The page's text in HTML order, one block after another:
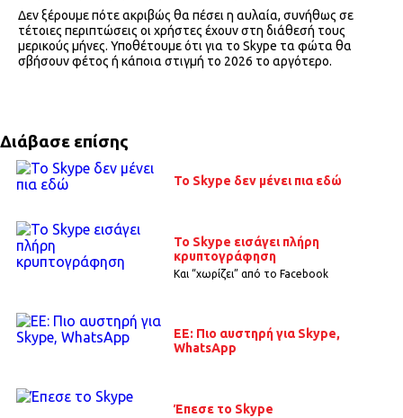
Δεν ξέρουμε πότε ακριβώς θα πέσει η αυλαία, συνήθως σε
τέτοιες περιπτώσεις οι χρήστες έχουν στη διάθεσή τους
μερικούς μήνες. Υποθέτουμε ότι για το Skype τα φώτα θα
σβήσουν φέτος ή κάποια στιγμή το 2026 το αργότερο.
Διάβασε επίσης
Το Skype δεν μένει πια εδώ
To Skype εισάγει πλήρη
κρυπτογράφηση
Και “χωρίζει” από το Facebook
ΕΕ: Πιο αυστηρή για Skype,
WhatsApp
Έπεσε το Skype